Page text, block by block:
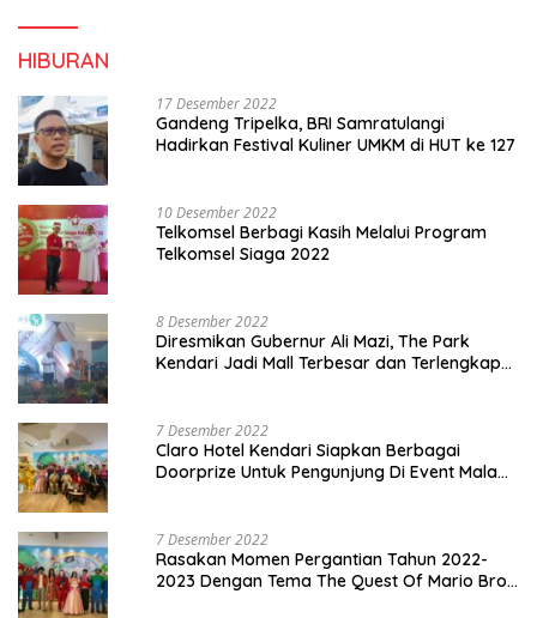
HIBURAN
17 Desember 2022
Gandeng Tripelka, BRI Samratulangi
Hadirkan Festival Kuliner UMKM di HUT ke 127
10 Desember 2022
Telkomsel Berbagi Kasih Melalui Program
Telkomsel Siaga 2022
8 Desember 2022
Diresmikan Gubernur Ali Mazi, The Park
Kendari Jadi Mall Terbesar dan Terlengkap
7 Desember 2022
Claro Hotel Kendari Siapkan Berbagai
Doorprize Untuk Pengunjung Di Event Malam
7 Desember 2022
Rasakan Momen Pergantian Tahun 2022-
2023 Dengan Tema The Quest Of Mario Bros